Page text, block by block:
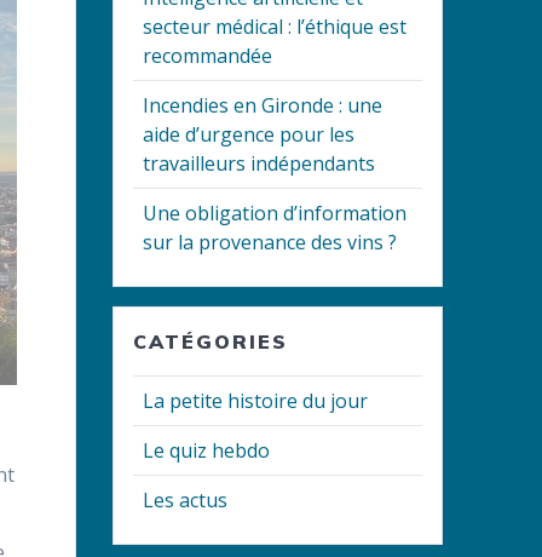
secteur médical : l’éthique est
recommandée
Incendies en Gironde : une
aide d’urgence pour les
travailleurs indépendants
Une obligation d’information
sur la provenance des vins ?
CATÉGORIES
La petite histoire du jour
Le quiz hebdo
Les actus